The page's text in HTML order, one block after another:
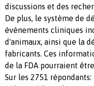
discussions et des
De plus, le système de
événements cliniques
d'animaux, ainsi que la
fabricants. Ces
de la FDA pourraient
Sur les 2751 répondants: